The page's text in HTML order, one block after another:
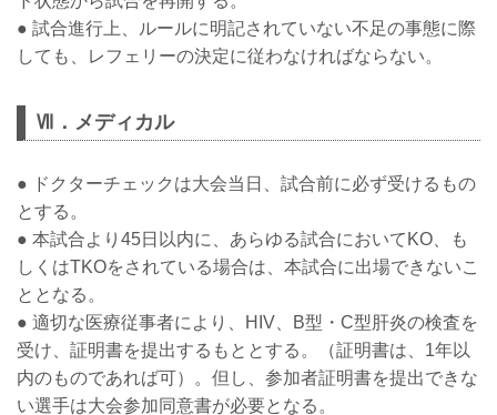
● 試合進行上、ルールに明記されていない不足の事態に際
しても、レフェリーの決定に従わなければならない。
Ⅶ．メディカル
● ドクターチェックは大会当日、試合前に必ず受けるもの
とする。
● 本試合より45日以内に、あらゆる試合においてKO、も
しくはTKOをされている場合は、本試合に出場できないこ
ととなる。
● 適切な医療従事者により、HIV、B型・C型肝炎の検査を
受け、証明書を提出するもととする。（証明書は、1年以
内のものであれば可）。但し、参加者証明書を提出できな
い選手は大会参加同意書が必要となる。